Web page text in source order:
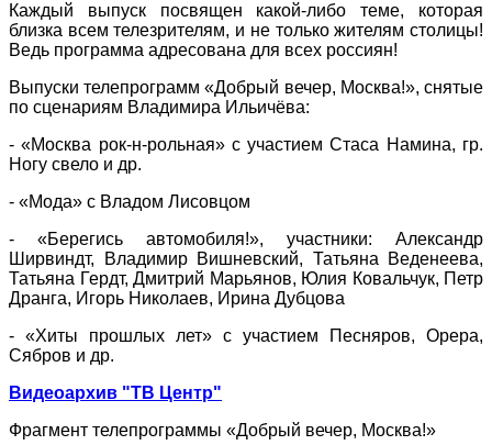
Каждый выпуск посвящен какой-либо теме, которая
близка всем телезрителям, и не только жителям столицы!
Ведь программа адресована для всех россиян!
Выпуски телепрограмм «Добрый вечер, Москва!», снятые
по сценариям Владимира Ильичёва:
- «Москва рок-н-рольная» с участием Стаса Намина, гр.
Ногу свело и др.
- «Мода» с Владом Лисовцом
- «Берегись автомобиля!», участники: Александр
Ширвиндт, Владимир Вишневский, Татьяна Веденеева,
Татьяна Гердт, Дмитрий Марьянов, Юлия Ковальчук, Петр
Дранга, Игорь Николаев, Ирина Дубцова
- «Хиты прошлых лет» с участием Песняров, Орера,
Сябров и др.
Видеоархив "ТВ Центр"
Фрагмент телепрограммы «Добрый вечер, Москва!»